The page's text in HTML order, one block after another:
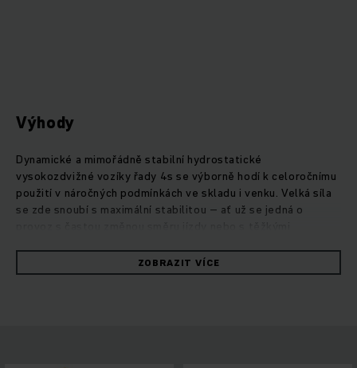
Výhody
Dynamické a mimořádně stabilní hydrostatické
vysokozdvižné vozíky řady 4s se výborně hodí k celoročnímu
použití v náročných podmínkách ve skladu i venku. Velká síla
se zde snoubí s maximální stabilitou – ať už se jedná o
přesvědčí rychlým manévrováním a maximální energetickou
efektivitou. Za vším je hydrostatická koncepce pohonu
ZOBRAZIT VÍCE